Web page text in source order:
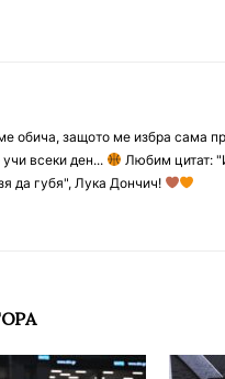
обича, защото ме избра сама
всеки ден...
Любим цитат:
да губя", Лука Дончич!